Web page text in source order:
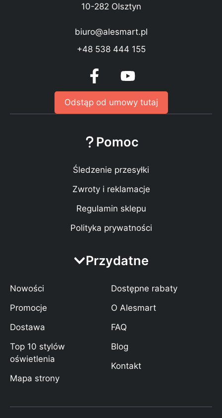
10-282 Olsztyn
biuro@alesmart.pl
+48 538 444 155
Odstąp od umowy tutaj
Pomoc
Śledzenie przesyłki
Zwroty i reklamacje
Regulamin sklepu
Polityka prywatności
Przydatne
Nowości
Promocje
Dostawa
Top 10 stylów
oświetlenia
Mapa strony
Dostępne rabaty
O Alesmart
FAQ
Blog
Kontakt